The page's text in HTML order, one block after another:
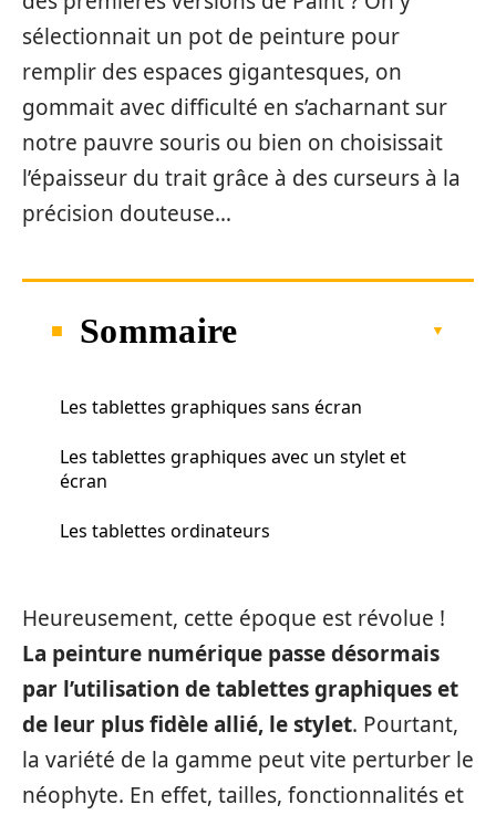
sélectionnait un pot de peinture pour
remplir des espaces gigantesques, on
gommait avec difficulté en s’acharnant sur
notre pauvre souris ou bien on choisissait
l’épaisseur du trait grâce à des curseurs à la
précision douteuse…
Sommaire
Les tablettes graphiques sans écran
Les tablettes graphiques avec un stylet et
écran
Les tablettes ordinateurs
Heureusement, cette époque est révolue !
La peinture numérique passe désormais
par l’utilisation de tablettes graphiques et
de leur plus fidèle allié, le stylet. Pourtant,
la variété de la gamme peut vite perturber le
néophyte. En effet, tailles, fonctionnalités et